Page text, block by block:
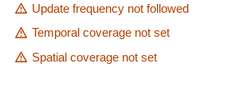
Update frequency not followed
Temporal coverage not set
Spatial coverage not set